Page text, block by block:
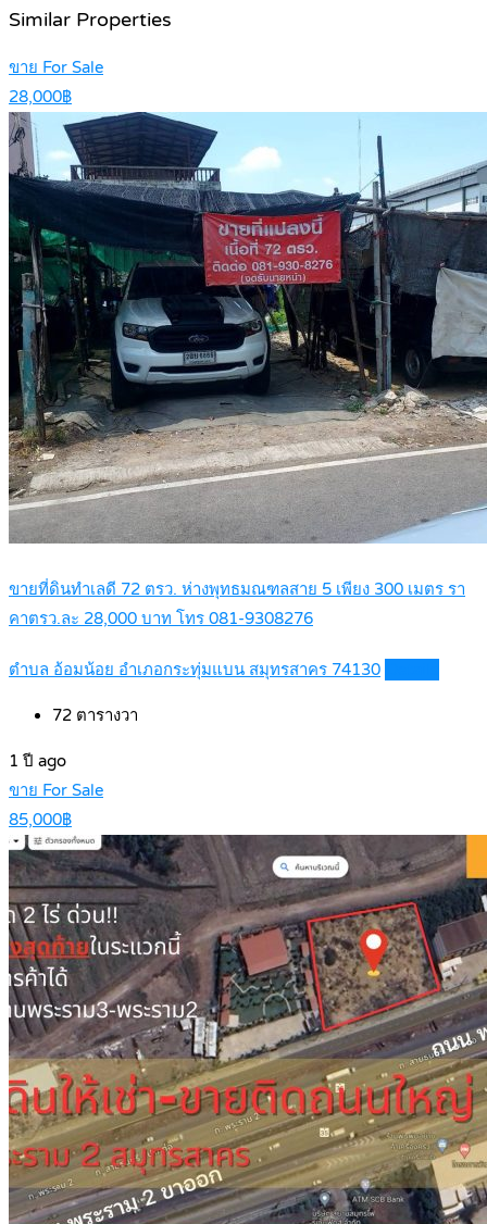
Similar Properties
ขาย For Sale
28,000฿
ขายที่ดินทำเลดี 72 ตรว. ห่างพุทธมณฑลสาย 5 เพียง 300 เมตร รา
คาตรว.ละ 28,000 บาท โทร 081-9308276
ตำบล อ้อมน้อย อำเภอกระทุ่มแบน สมุทรสาคร 74130
72 ตารางวา
1 ปี ago
ขาย For Sale
85,000฿